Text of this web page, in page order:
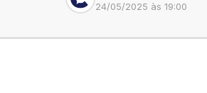
24/05/2025 às 19:00